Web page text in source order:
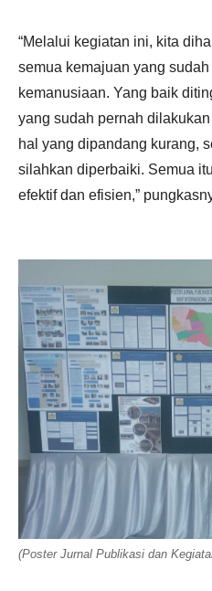
“Melalui kegiatan ini, kita
semua kemajuan yang
kemanusiaan. Yang baik
yang sudah pernah
hal yang dipandang kurang,
silahkan diperbaiki. Semua
efektif dan efisien,”
(Poster Jurnal Publikasi dan